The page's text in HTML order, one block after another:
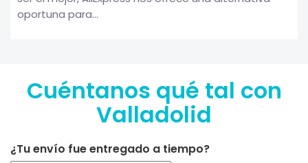
oportuna para...
Cuéntanos qué tal con
Valladolid
¿Tu envío fue entregado a tiempo?